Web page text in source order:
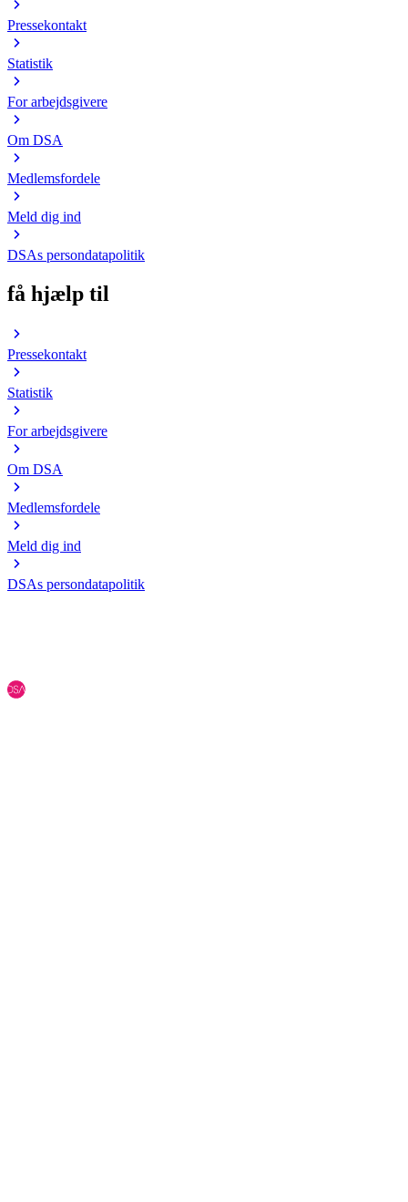
Pressekontakt
Statistik
For arbejdsgivere
Om DSA
Medlemsfordele
Meld dig ind
DSAs persondatapolitik
få hjælp til
Pressekontakt
Statistik
For arbejdsgivere
Om DSA
Medlemsfordele
Meld dig ind
DSAs persondatapolitik